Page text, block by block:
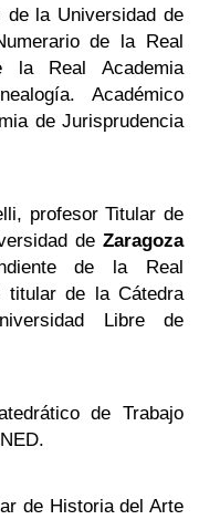
la Universidad de
de la Real
Real Academia
Académico
de Jurisprudencia
profesor Titular de
de Zaragoza
de la Real
de la Cátedra
Libre de
de Trabajo
de Historia del Arte